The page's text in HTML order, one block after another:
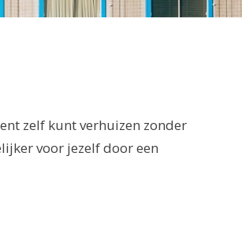
zelf kunt verhuizen zonder
voor jezelf door een